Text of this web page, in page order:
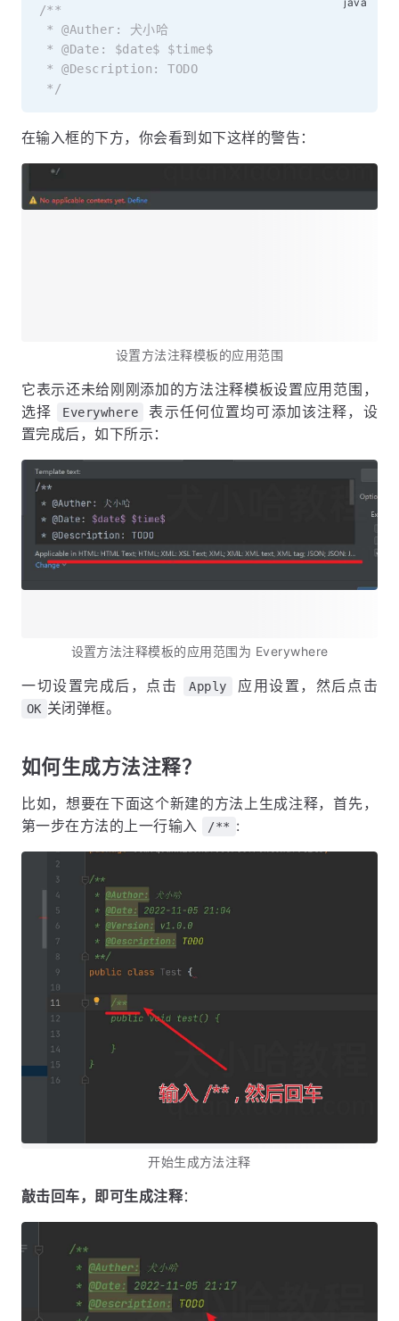
/**
* @Auther: 犬小哈
* @Date: $date$ $time$
* @Description: TODO
*/
在输入框的下方，你会看到如下这样的警告：
设置方法注释模板的应用范围
它表示还未给刚刚添加的方法注释模板设置应用范围，
选择
Everywhere
表示任何位置均可添加该注释，设
置完成后，如下所示：
设置方法注释模板的应用范围为 Everywhere
一切设置完成后，点击 Apply 应用设置，然后点击
OK 关闭弹框。
如何生成方法注释？
比如，想要在下面这个新建的方法上生成注释，首先，
第一步在方法的上一行输入
/** :
开始生成方法注释
敲击回车，即可生成注释：